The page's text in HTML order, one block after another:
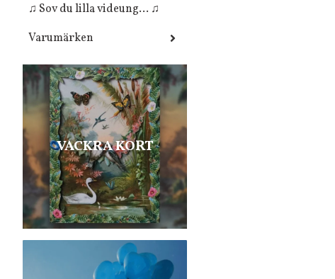
♫ Sov du lilla videung... ♫
Varumärken
VACKRA KORT